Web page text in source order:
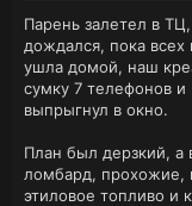
Парень залетел в
дождался, пока всех
ушла домой, наш
сумку 7 телефонов и
выпрыгнул в окно.
План был дерзкий, а
ломбард, прохожие,
этиловое топливо и